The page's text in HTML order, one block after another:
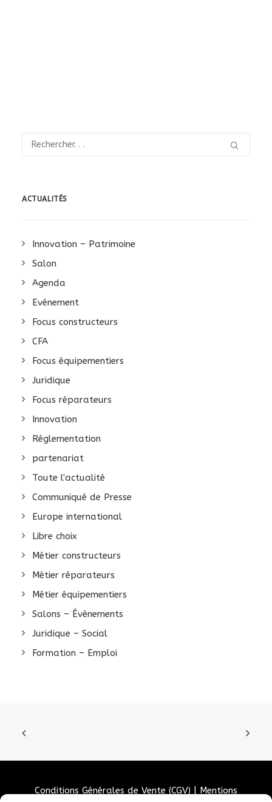
ACTUALITÉS
Innovation – Patrimoine
Salon
Agenda
Evénement
Focus constructeurs
CFA
Focus équipementiers
Juridique
Focus réparateurs
Innovation
Réglementation
partenariat
Toute l'actualité
Communiqué de Presse
Europe international
Libre choix
Métier constructeurs
Métier réparateurs
Métier équipementiers
Salons – Évènements
Juridique – Social
Formation – Emploi
Conditions Générales de Vente (CGV)
Mentions